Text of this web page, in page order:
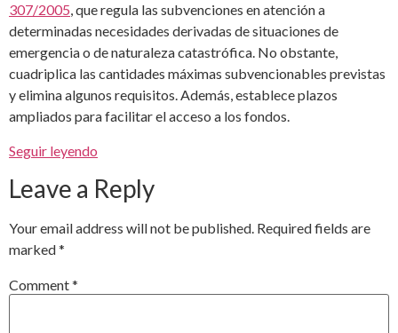
307/2005, que regula las subvenciones en atención a
determinadas necesidades derivadas de situaciones de
emergencia o de naturaleza catastrófica. No obstante,
cuadriplica las cantidades máximas subvencionables previstas
y elimina algunos requisitos. Además, establece plazos
ampliados para facilitar el acceso a los fondos.
Seguir leyendo
Leave a Reply
Your email address will not be published. Required fields are
marked*
Comment*